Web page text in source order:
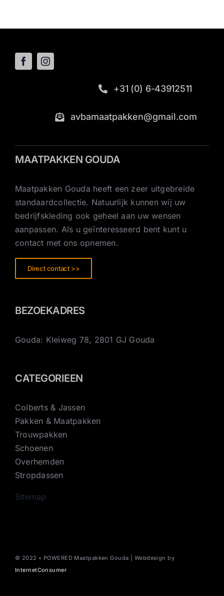
+31 (0) 6-43912511
avbamaatpakken@gmail.com
MAATPAKKEN GOUDA
Maatpakken Gouda heeft een zeer uitgebreide
standaardcollectie. Natuurlijk kunnen wij uw
bedrijfskleding ook geheel aan uw wensen
aanpassen. Als u geïnteresseerd bent kunt u
contact met ons opnemen.
Direct contact >>
BEZOEKADRES
Gouda: Kleiweg 78, 2801 GJ Gouda
CATEGORIEEN
Colberts & Jassen
Pakken & Maatpakken
Trouwpakken
Schoenen
Overhemden
Stropdassen
Sitemap
© 2022 • POWERED Maatpakken Gouda | Webdesign by
InternetConsumer